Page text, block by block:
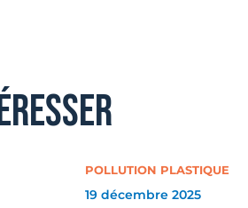
POLLUTION PLASTIQUE
19 décembre 2025